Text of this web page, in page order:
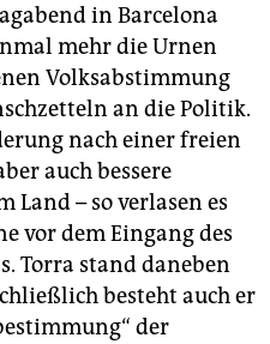
in Barcelona
mehr die Urnen
Volksabstimmung
an die Politik.
nach einer freien
auch bessere
Land – so verlasen es
vor dem Eingang des
Torra stand daneben
besteht auch er
der